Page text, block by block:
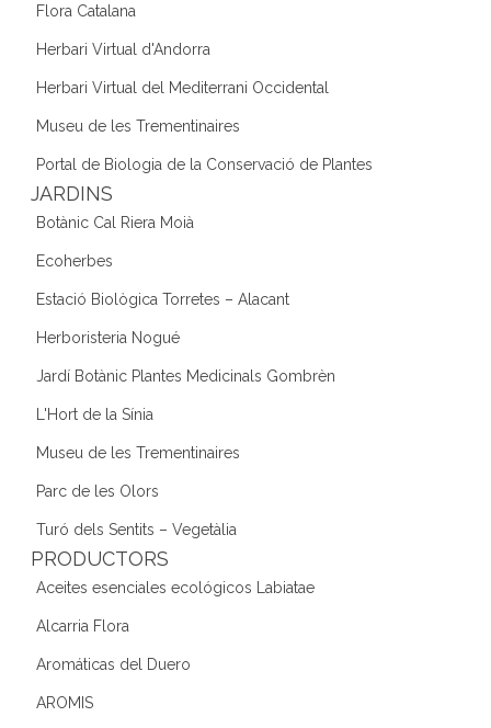
Flora Catalana
Herbari Virtual d'Andorra
Herbari Virtual del Mediterrani Occidental
Museu de les Trementinaires
Portal de Biologia de la Conservació de Plantes
JARDINS
Botànic Cal Riera Moià
Ecoherbes
Estació Biològica Torretes – Alacant
Herboristeria Nogué
Jardí Botànic Plantes Medicinals Gombrèn
L'Hort de la Sínia
Museu de les Trementinaires
Parc de les Olors
Turó dels Sentits – Vegetàlia
PRODUCTORS
Aceites esenciales ecológicos Labiatae
Alcarria Flora
Aromáticas del Duero
AROMIS